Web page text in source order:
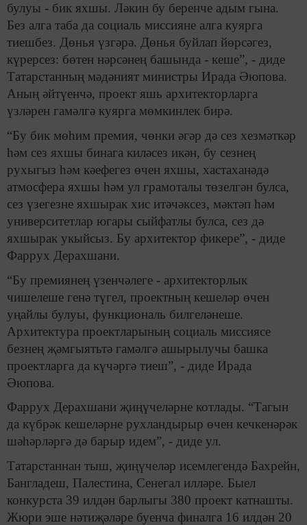
булуы - бик яхшы. Ләкин бу беренче адым гына.
Без алга таба да социаль миссияне алга куярга
тиешбез. Дөнья үзгәрә. Дөнья буйлап йөрсәгез,
күрерсез: бөтен нәрсәнең башында - кеше”, - диде
Татарстанның мәдәният министры Ирада Әюпова.
Аның әйтүенчә, проект яшь архитекторларга
үзләрен гамәлгә куярга мөмкинлек бирә.
“Бу бик мөһим премия, чөнки әгәр дә сез хезмәткәр
һәм сез яхшы бинага киләсез икән, бу сезнең
рухыгыз һәм кәефегез өчен яхшы, хастаханәдә
атмосфера яхшы һәм ул грамоталы төзелгән булса,
сез үзегезне яхшырак хис итәчәксез, мәктәп һәм
университетлар югары сыйфатлы булса, сез дә
яхшырак укыйсыз. Бу архитектор фикере”, - диде
Фаррух Дерахшани.
“Бу премиянең үзенчәлеге - архитекторлык
чишелеше генә түгел, проектның кешеләр өчен
уңайлы булуы, функциональ билгеләнеше.
Архитектура проектларының социаль миссиясе
безнең җәмгыятьтә гамәлгә ашырылучы башка
проектларга да күчәргә тиеш”, - диде Ирада
Әюпова.
Фаррух Дерахшани җиңүчеләрне котлады. “Тагын
да күбрәк кешеләрне рухландырыр өчен кечкенәрәк
шәһәрләргә дә барыр идем”, - диде ул.
Татарстаннан тыш, җиңүчеләр исемлегендә Бахрейн,
Бангладеш, Палестина, Сенегал илләре. Быел
конкурста 39 илдән барлыгы 380 проект катнашты.
Жюри эше нәтиҗәләре буенча финалга 16 илдән 20